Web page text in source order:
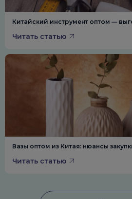
Китайский инструмент оптом —
Читать статью
Вазы оптом из Китая: нюансы
Читать статью